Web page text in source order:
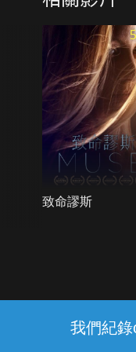
我們紀
致命謬斯